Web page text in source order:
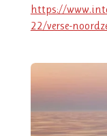
https://
22/verse-